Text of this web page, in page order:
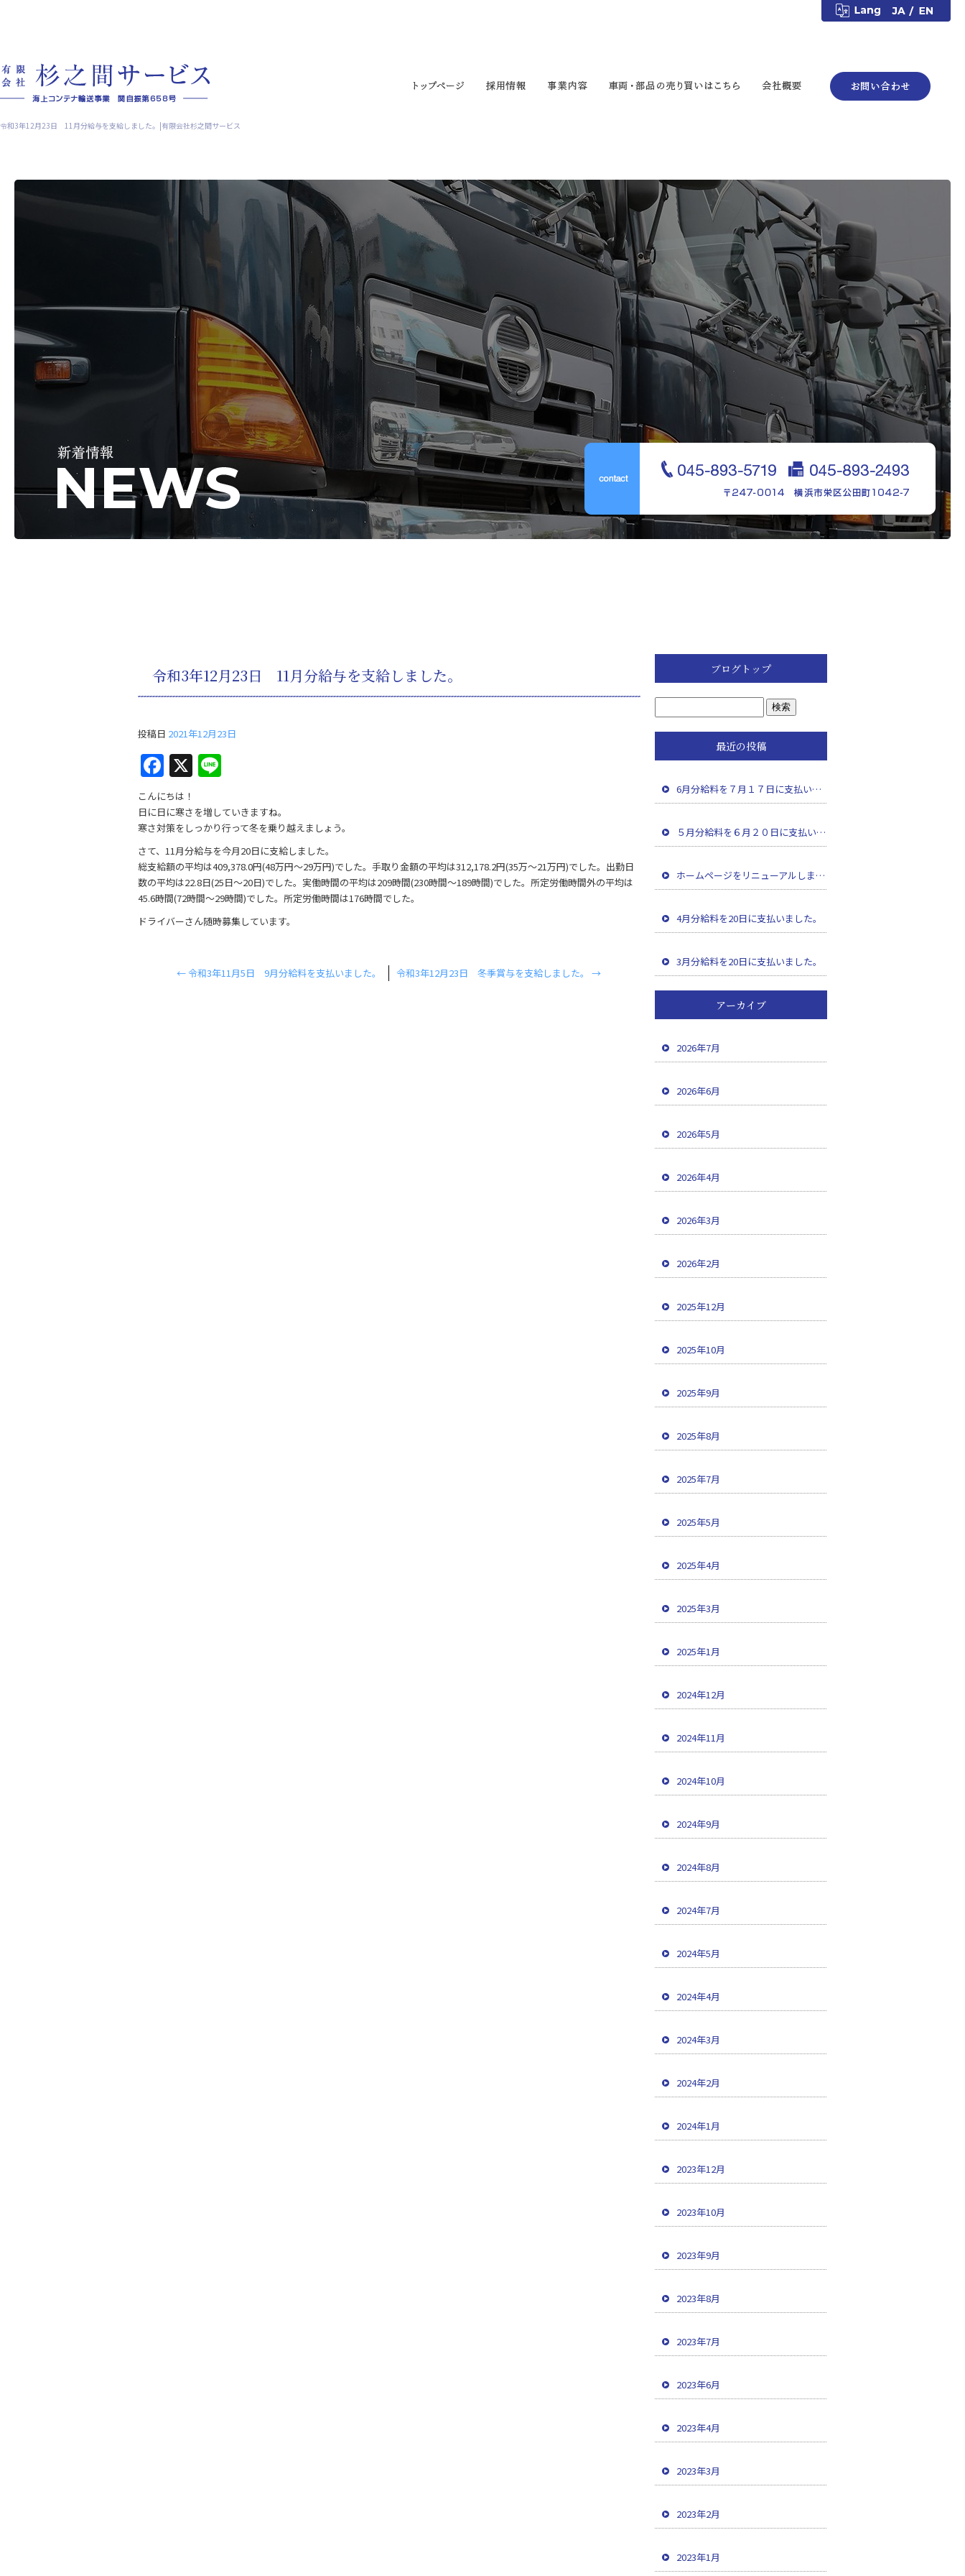
令和3年12月23日 11月分給与を支給しました。|有限会社杉之間サービス
令和3年12月23日 11月分給与を支給しました。
投稿日 2021年12月23日
F
a
c
e
b
o
o
k
X
e
こんにちは！
日に日に寒さを増していきますね。
寒さ対策をしっかり行って冬を乗り越えましょう。
さて、11月分給与を今月20日に支給しました。
総支給額の平均は409,378.0円(48万円～29万円)でした。手取り金額の平均は312,178.2円(35万～21万円)でした。出勤日
数の平均は22.8日(25日～20日)でした。実働時間の平均は209時間(230時間～189時間)でした。所定労働時間外の平均は
45.6時間(72時間～29時間)でした。所定労働時間は176時間でした。
ドライバーさん随時募集しています。
← 令和3年11月5日 9月分給料を支払いました。 令和3年12月23日 冬季賞与を支給しました。 →
ブログトップ
最近の投稿
6月分給料を７月１７日に支払いました。
５月分給料を６月２０日に支払いました。
ホームページをリニューアルしました。
4月分給料を20日に支払いました。
3月分給料を20日に支払いました。
アーカイブ
2026年7月
2026年6月
2026年5月
2026年4月
2026年3月
2026年2月
2025年12月
2025年10月
2025年9月
2025年8月
2025年7月
2025年5月
2025年4月
2025年3月
2025年1月
2024年12月
2024年11月
2024年10月
2024年9月
2024年8月
2024年7月
2024年5月
2024年4月
2024年3月
2024年2月
2024年1月
2023年12月
2023年10月
2023年9月
2023年8月
2023年7月
2023年6月
2023年4月
2023年3月
2023年2月
2023年1月